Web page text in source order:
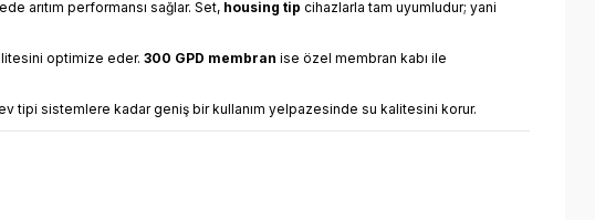
arıtım performansı sağlar. Set, housing tip cihazlarla tam uyumludur; yani
optimize eder. 300 GPD membran ise özel membran kabı ile
tipi sistemlere kadar geniş bir kullanım yelpazesinde su kalitesini korur.